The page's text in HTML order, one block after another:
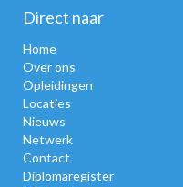
Direct naar
Home
Over ons
Opleidingen
Locaties
Nieuws
Netwerk
Contact
Diplomaregister